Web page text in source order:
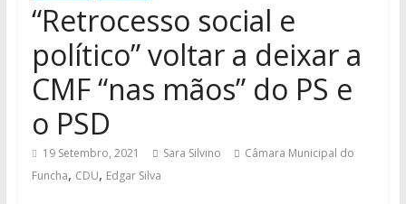
“Retrocesso social e
político” voltar a deixar a
CMF “nas mãos” do PS e
o PSD
19 Setembro, 2021 Sara Silvino
Câmara Municipal do
Funcha, CDU, Edgar Silva